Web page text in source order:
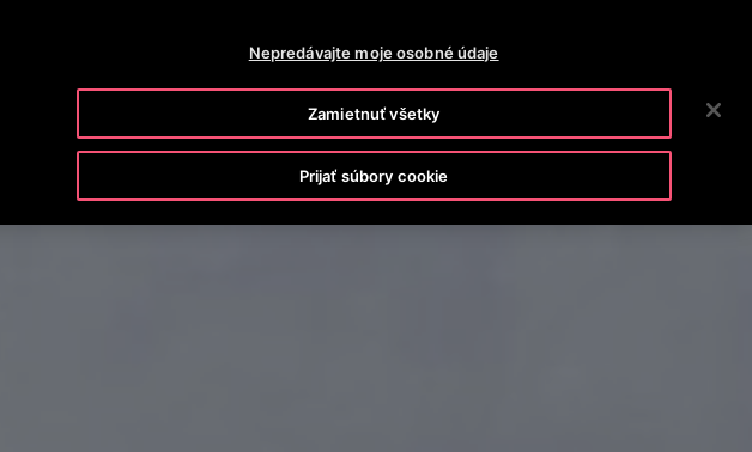
OTISLINE SPRÁVY PRACOVNÉ PONUKY
INVESTORI
Nepredávajte moje osobné údaje
Zamietnuť všetky
Prijať súbory cookie